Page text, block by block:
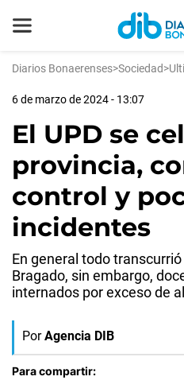
Diarios Bonaerenses>Sociedad>
6 de marzo de 2024 - 13:07
El UPD se
provincia,
control y
incidentes
En general todo
Bragado, sin embargo,
internados por exceso de
Por Agencia DIB
Para compartir: